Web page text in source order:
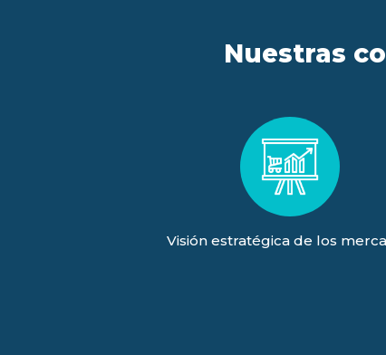
Nuestras
Visión estratégica de los